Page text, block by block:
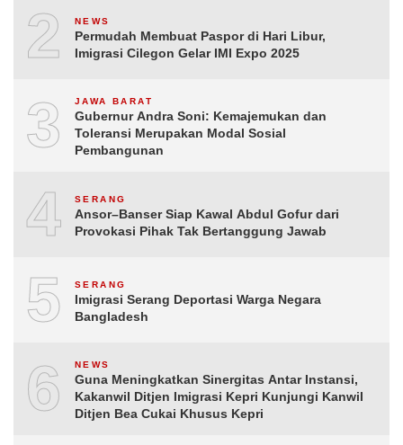
2 NEWS
Permudah Membuat Paspor di Hari Libur,
Imigrasi Cilegon Gelar IMI Expo 2025
3 JAWA BARAT
Gubernur Andra Soni: Kemajemukan dan
Toleransi Merupakan Modal Sosial
Pembangunan
4 SERANG
Ansor–Banser Siap Kawal Abdul Gofur dari
Provokasi Pihak Tak Bertanggung Jawab
5 SERANG
Imigrasi Serang Deportasi Warga Negara
Bangladesh
6 NEWS
Guna Meningkatkan Sinergitas Antar Instansi,
Kakanwil Ditjen Imigrasi Kepri Kunjungi Kanwil
Ditjen Bea Cukai Khusus Kepri